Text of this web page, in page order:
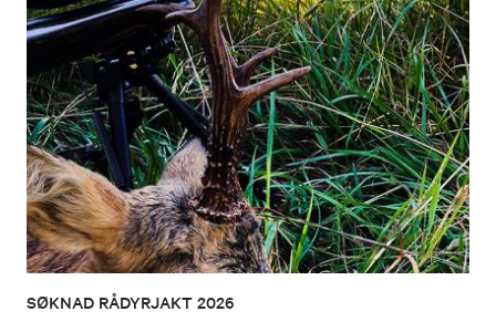
SØKNAD RÅDYRJAKT 2026